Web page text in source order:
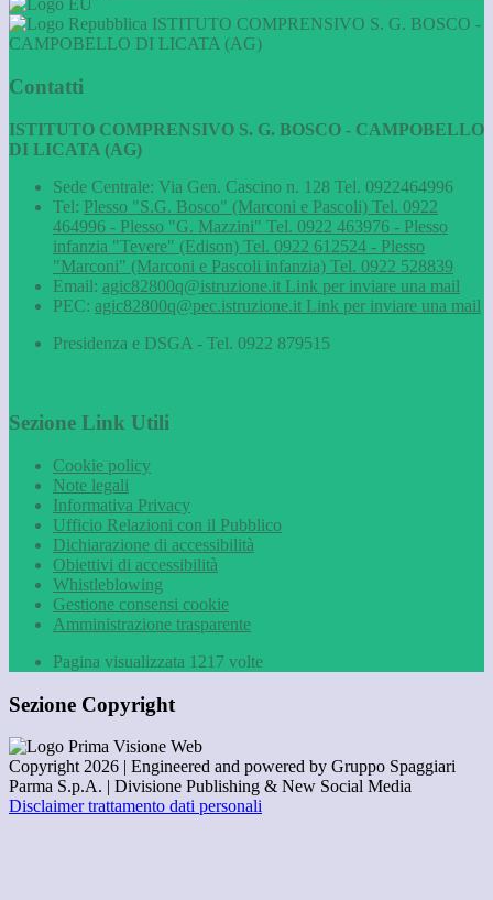
ISTITUTO COMPRENSIVO S. G. BOSCO -
CAMPOBELLO DI LICATA (AG)
Contatti
ISTITUTO COMPRENSIVO S. G. BOSCO - CAMPOBELLO
DI LICATA (AG)
Sede Centrale: Via Gen. Cascino n. 128 Tel. 0922464996
Tel: Plesso "S.G. Bosco" (Marconi e Pascoli) Tel. 0922
464996 - Plesso "G. Mazzini" Tel. 0922 463976 - Plesso
infanzia "Tevere" (Edison) Tel. 0922 612524 - Plesso
"Marconi" (Marconi e Pascoli infanzia) Tel. 0922 528839
Email: agic82800q@istruzione.it Link per inviare una mail
PEC: agic82800q@pec.istruzione.it Link per inviare una mail
Presidenza e DSGA - Tel. 0922 879515
Sezione Link Utili
Cookie policy
Note legali
Informativa Privacy
Ufficio Relazioni con il Pubblico
Dichiarazione di accessibilità
Obiettivi di accessibilità
Whistleblowing
Gestione consensi cookie
Amministrazione trasparente
Pagina visualizzata 1217 volte
Sezione Copyright
Copyright 2026 | Engineered and powered by Gruppo Spaggiari
Parma S.p.A. | Divisione Publishing & New Social Media
Disclaimer trattamento dati personali